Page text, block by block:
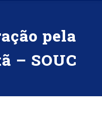
pela
– SOUC